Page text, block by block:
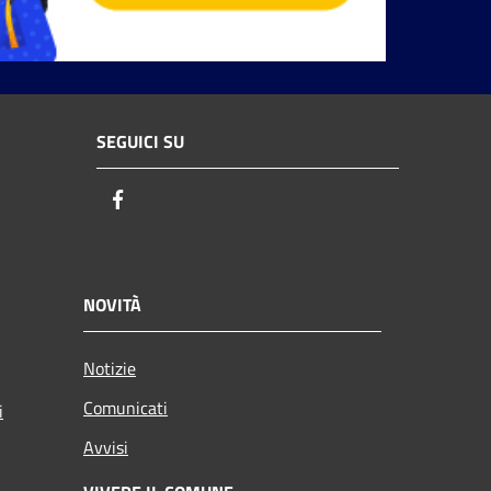
SEGUICI SU
NOVITÀ
Notizie
Comunicati
Avvisi